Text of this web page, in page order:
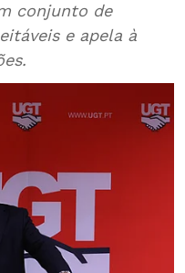
conjunto de
e apela à